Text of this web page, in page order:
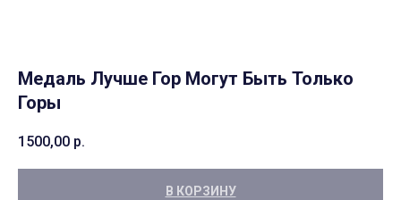
Медаль Лучше Гор Могут Быть Только
Горы
1500,00 р.
В КОРЗИНУ